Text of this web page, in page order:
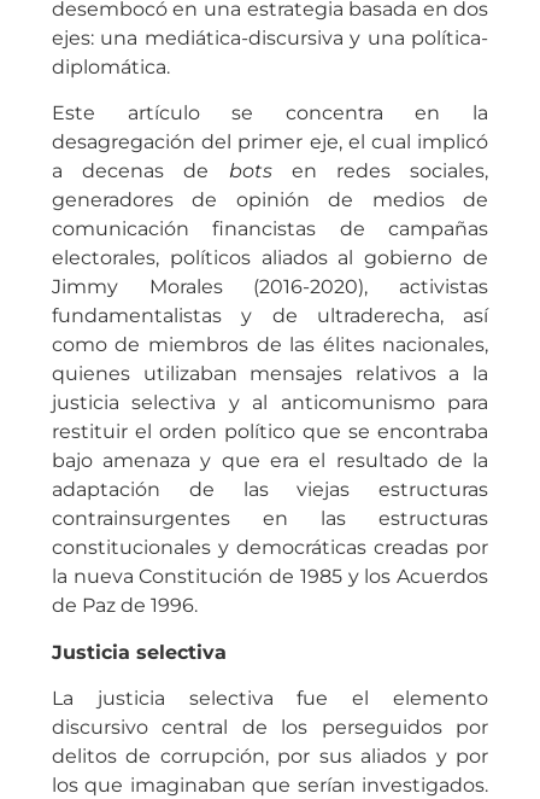
desembocó en una estrategia basada en dos
ejes: una mediática-discursiva y una política-
diplomática.
Este artículo se concentra en la
desagregación del primer eje, el cual implicó
a decenas de botsen redes sociales,
generadores de opinión de medios de
comunicación financistas de campañas
electorales, políticos aliados al gobierno de
Jimmy Morales (2016-2020), activistas
fundamentalistas y de ultraderecha, así
como de miembros de las élites nacionales,
quienes utilizaban mensajes relativos a la
justicia selectiva y al anticomunismo para
restituir el orden político que se encontraba
bajo amenaza y que era el resultado de la
adaptación de las viejas estructuras
contrainsurgentes en las estructuras
constitucionales y democráticas creadas por
la nueva Constitución de 1985 y los Acuerdos
de Paz de 1996.
Justicia selectiva
La justicia selectiva fue el elemento
discursivo central de los perseguidos por
delitos de corrupción, por sus aliados y por
los que imaginaban que serían investigados.